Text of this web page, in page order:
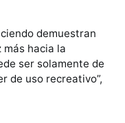
demuestran
más hacia la
ser solamente de
de uso recreativo”,